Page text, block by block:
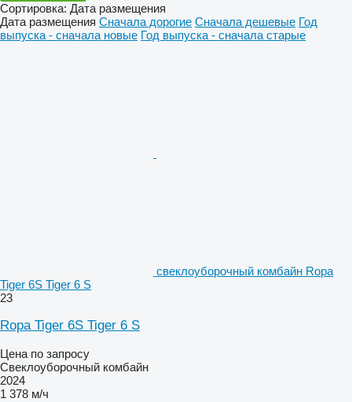
Сортировка: Дата размещения
Дата размещения Сначала дорогие Сначала дешевые Год
выпуска - сначала новые Год выпуска - сначала старые
свеклоуборочный комбайн Ropa
Tiger 6S Tiger 6 S
23
Ropa Tiger 6S Tiger 6 S
Цена по запросу
Свеклоуборочный комбайн
2024
1 378 м/ч